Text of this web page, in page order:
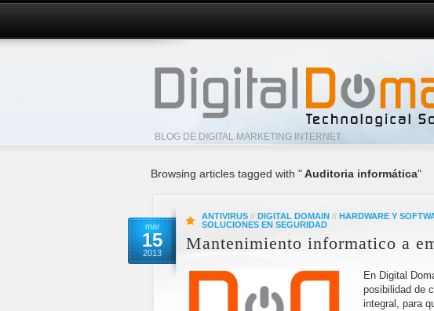
BLOG DE DIGITAL MARKETING INTERNET
Browsing articles tagged with "Auditoria informática"
mar
15
2013
ANTIVIRUS // DIGITAL DOMAIN // HARDWARE Y
SOLUCIONES EN SEGURIDAD
Mantenimiento informatico a
En Digital
posibilidad de
integral, para